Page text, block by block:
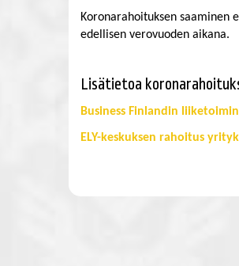
Koronarahoituksen saaminen
edellisen verovuoden aikana.
​​​​​​​Lisätietoa
Business Finlandin
ELY-keskuksen rahoitus